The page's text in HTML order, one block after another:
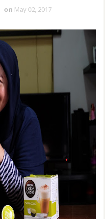
on May 02, 2017